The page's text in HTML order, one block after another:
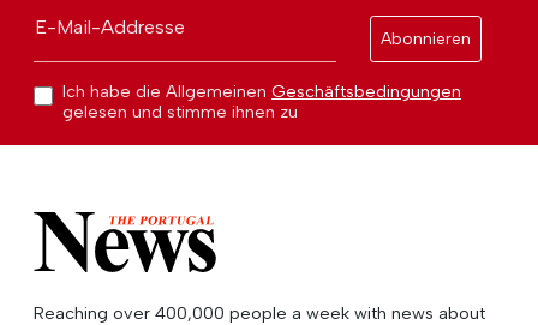
E-Mail-Addresse
Abonnieren
Ich habe die Allgemeinen Geschäftsbedingungen
gelesen und stimme ihnen zu
Reaching over 400,000 people a week with news about